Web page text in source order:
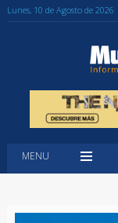
Lunes, 10 de Agosto de 2026
MENU